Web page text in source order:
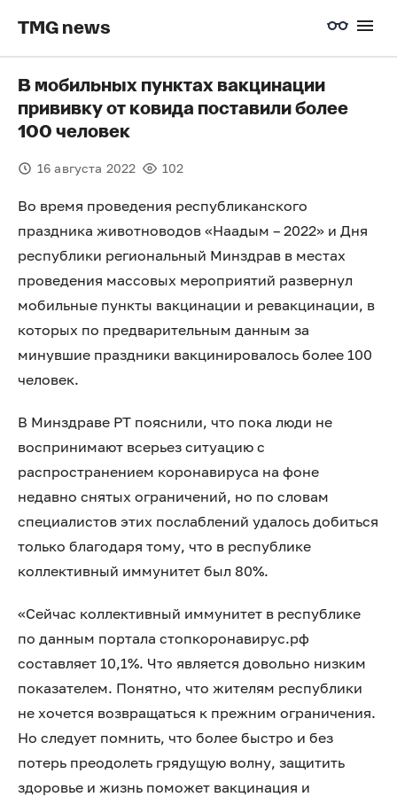
TMG news
В мобильных пунктах вакцинации
прививку от ковида поставили более
100 человек
16 августа 2022 102
Во время проведения республиканского
праздника животноводов «Наадым – 2022» и Дня
республики региональный Минздрав в местах
проведения массовых мероприятий развернул
мобильные пункты вакцинации и ревакцинации, в
которых по предварительным данным за
минувшие праздники вакцинировалось более 100
человек.
В Минздраве РТ пояснили, что пока люди не
воспринимают всерьез ситуацию с
распространением коронавируса на фоне
недавно снятых ограничений, но по словам
специалистов этих послаблений удалось добиться
только благодаря тому, что в республике
коллективный иммунитет был 80%.
«Сейчас коллективный иммунитет в республике
по данным портала стопкоронавирус.рф
составляет 10,1%. Что является довольно низким
показателем. Понятно, что жителям республики
не хочется возвращаться к прежним ограничения.
Но следует помнить, что более быстро и без
потерь преодолеть грядущую волну, защитить
здоровье и жизнь поможет вакцинация и